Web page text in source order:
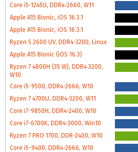
Core i5-1245U, DDR4-2660, W11
Apple A15 Bionic, iOS 16.3.1
Apple A15 Bionic, iOS 16.3.1
Ryzen 5 2600 UV, DDR4-3200, Linux
Apple A15 Bionic (iOS 16.3)
Ryzen 7 4800H (35 W), DDR4 3200,
W10
Core i5-9500, DDR4-2666, W10
Ryzen 7 4700U, DDR4-3200, W11
Core i7-9850H, DDR4-2400, W10
Core i7-6700K, DDR4-3000, Win10
Ryzen 7 PRO 1700, DDR-2400, W10
Core i5-9400, DDR4-2666, W10